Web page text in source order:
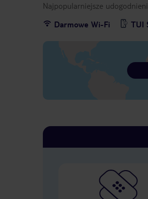
Najpopularniejsze
Darmowe Wi-Fi
TUI